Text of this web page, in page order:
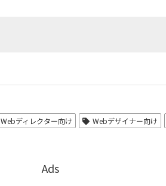
Webディレクター向け Webデザイナー向け
Ads